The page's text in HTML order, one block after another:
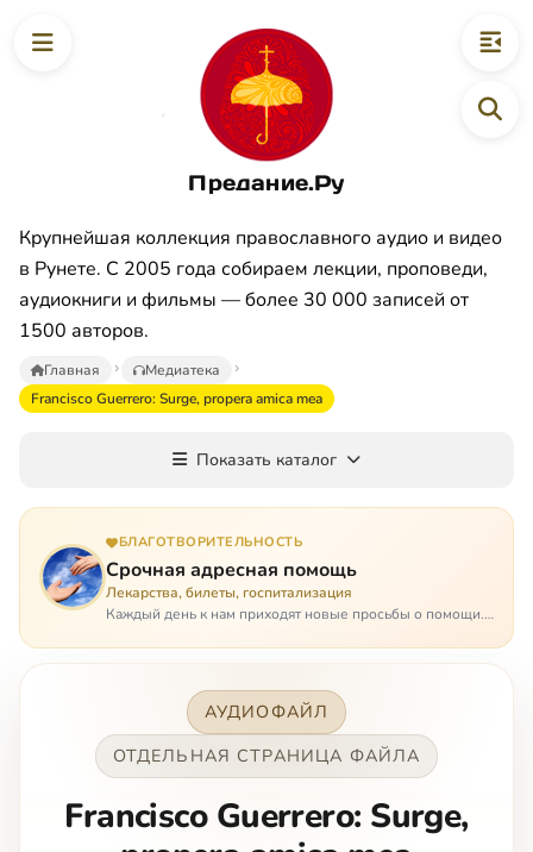
Предание.Ру
Крупнейшая коллекция православного аудио и видео
в Рунете. С 2005 года собираем лекции, проповеди,
аудиокниги и фильмы — более 30 000 записей от
1500 авторов.
Главная
Медиатека
Francisco Guerrero: Surge, propera amica mea
Показать каталог
БЛАГОТВОРИТЕЛЬНОСТЬ
Срочная адресная помощь
Лекарства, билеты, госпитализация
Каждый день к нам приходят новые просьбы о помощи.
она нужна была вчера: в приеме лекарств образовался
АУДИОФАЙЛ
ОТДЕЛЬНАЯ СТРАНИЦА ФАЙЛА
Francisco Guerrero: Surge,